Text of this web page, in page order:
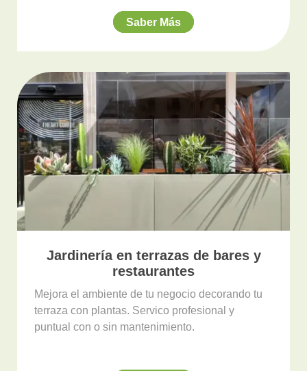
Saber Más
Jardinería en terrazas de bares y
restaurantes
Mejora el ambiente de tu negocio decorando tu
terraza con plantas. Servico profesional y
puntual con o sin mantenimiento.